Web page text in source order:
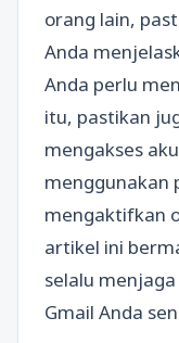
orang lain,
Anda
Anda perlu
itu, pastikan
mengakses
menggunakan
mengaktifkan
artikel ini
selalu
Gmail Anda